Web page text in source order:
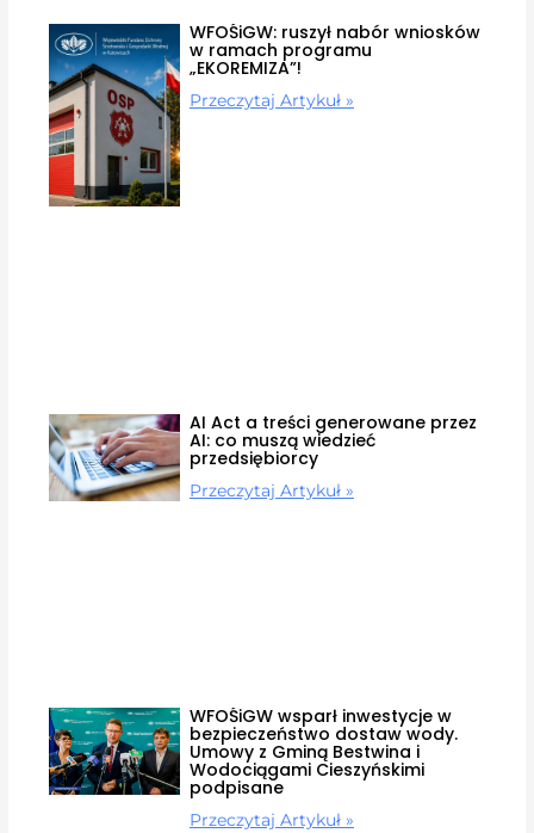
WFOŚiGW: ruszył nabór wniosków
w ramach programu
„EKOREMIZA”!
Przeczytaj Artykuł »
AI Act a treści generowane przez
AI: co muszą wiedzieć
przedsiębiorcy
Przeczytaj Artykuł »
WFOŚiGW wsparł inwestycje w
bezpieczeństwo dostaw wody.
Umowy z Gminą Bestwina i
Wodociągami Cieszyńskimi
podpisane
Przeczytaj Artykuł »